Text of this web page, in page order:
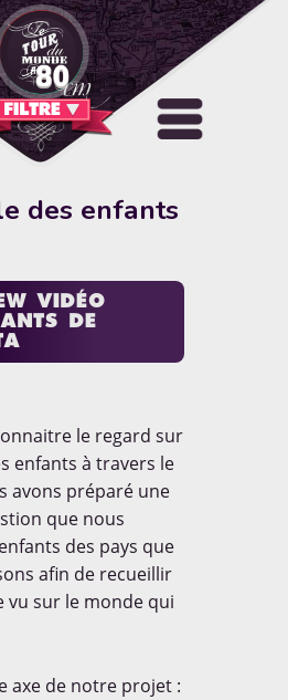
une catégorie
Culture pays
Destinations DIY
des enfants
Le coin de Papa
coin des invités
FILTRE
autour du
Reportages,
conseils, tests
enfants."
[+]
SUIVRE
des enfants
VIDÉO
DE
le regard sur
enfants à travers le
avons préparé une
que nous
des pays que
afin de recueillir
vu sur le monde qui
axe de notre projet :